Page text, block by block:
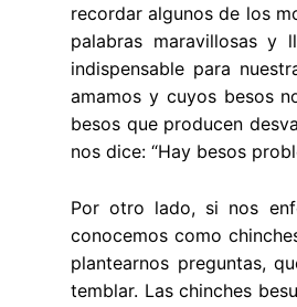
recordar algunos de los
palabras maravillosas y
indispensable para
amamos y cuyos besos
besos que producen
nos dice: “Hay besos
Por otro lado, si nos
conocemos como
plantearnos preguntas,
temblar. Las chinches